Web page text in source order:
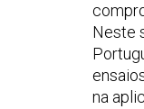
Neste
na